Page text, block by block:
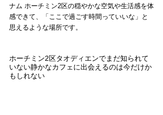
ナム ホーチミン2区の穏やかな空気や生活感を体
感できて、「ここで過ごす時間っていいな」と
思えるような場所です。
ホーチミン2区タオディエンでまだ知られて
いない静かなカフェに出会えるのは今だけか
もしれない